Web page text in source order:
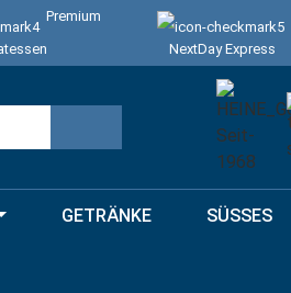
Premium
NextDay Express
GETRÄNKE SÜSSES